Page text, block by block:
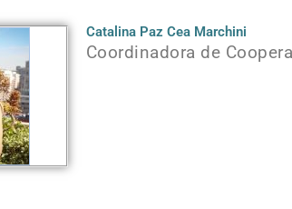
Catalina Paz Cea Marchini
Coordinadora de